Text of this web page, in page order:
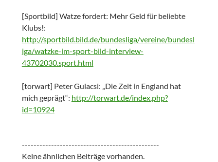
[Sportbild] Watze fordert: Mehr Geld für beliebte
Klubs!:
http://sportbild.bild.de/bundesliga/vereine/bundesl
iga/watzke-im-sport-bild-interview-
43702030.sport.html
[torwart] Peter Gulacsi: „Die Zeit in England hat
mich geprägt“: http://torwart.de/index.php?
id=10924
-----------------------------------------------
Keine ähnlichen Beiträge vorhanden.